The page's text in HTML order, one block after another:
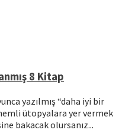
8 Kitap
yazılmış “daha iyi bir
ütopyalara yer vermek
bakacak olursanız...